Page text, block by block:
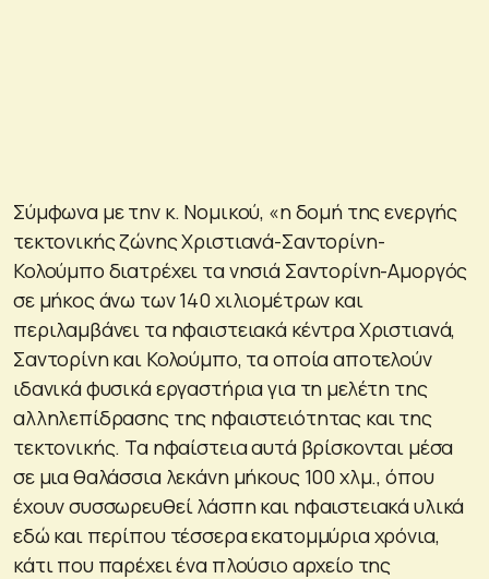
Σύμφωνα με την κ. Νομικού, «η δομή της ενεργής
τεκτονικής ζώνης Χριστιανά-Σαντορίνη-
Κολούμπο διατρέχει τα νησιά Σαντορίνη-Αμοργός
σε μήκος άνω των 140 χιλιομέτρων και
περιλαμβάνει τα ηφαιστειακά κέντρα Χριστιανά,
Σαντορίνη και Κολούμπο, τα οποία αποτελούν
ιδανικά φυσικά εργαστήρια για τη μελέτη της
αλληλεπίδρασης της ηφαιστειότητας και της
τεκτονικής. Τα ηφαίστεια αυτά βρίσκονται μέσα
σε μια θαλάσσια λεκάνη μήκους 100 χλμ., όπου
έχουν συσσωρευθεί λάσπη και ηφαιστειακά υλικά
εδώ και περίπου τέσσερα εκατομμύρια χρόνια,
κάτι που παρέχει ένα πλούσιο αρχείο της